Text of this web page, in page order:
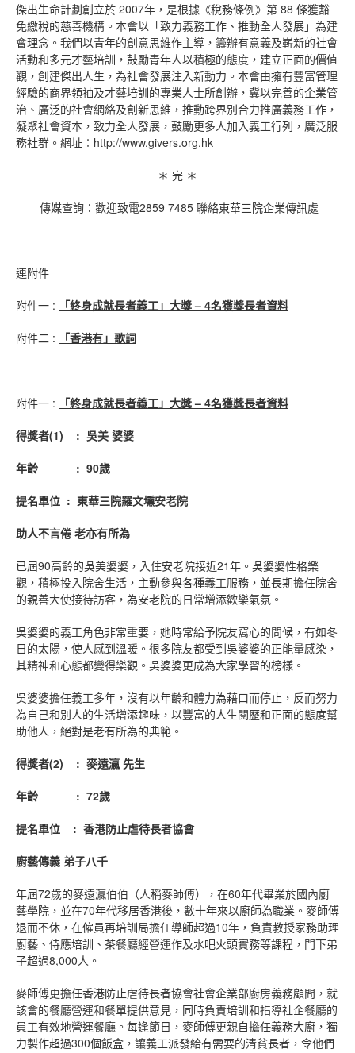
傑出生命計劃創立於 2007年，是根據《稅務條例》第 88 條獲豁
免繳稅的慈善機構。本會以「致力義務工作、推動全人發展」為建
會理念。我們以青年的創意思維作主導，籌辦有意義及嶄新的社會
活動和多元才藝培訓，鼓勵青年人以積極的態度，建立正面的價值
觀，創建傑出人生，為社會發展注入新動力。本會由擁有豐富管理
經驗的商界領袖及才藝培訓的專業人士所創辦，冀以完善的企業管
治、廣泛的社會網絡及創新思維，推動跨界別合力推廣義務工作，
凝聚社會資本，致力全人發展，鼓勵更多人加入義工行列，廣泛服
務社群。網址︰http://www.givers.org.hk
＊ 完 ＊
傳媒查詢：歡迎致電2859 7485 聯絡東華三院企業傳訊處
連附件
附件一 : 「終身成就長者義工」大獎– 4名獲獎長者資料
附件二 : 「香港有」歌詞
附件一 : 「終身成就長者義工」大獎– 4名獲獎長者資料
得獎者(1) : 吳美 婆婆
年齡 : 90歲
提名單位 : 東華三院羅文壎安老院
助人不言倦 老亦有所為
已屆90高齡的吳美婆婆，入住安老院接近21年。吳婆婆性格樂
觀，積極投入院舍生活，主動參與各種義工服務，並長期擔任院舍
的親善大使接待訪客，為安老院的日常增添歡樂氣氛。
吳婆婆的義工角色非常重要，她時常給予院友窩心的問候，有如冬
日的太陽，使人感到溫暖。很多院友都受到吳婆婆的正能量感染，
其精神和心態都變得樂觀。吳婆婆更成為大家學習的榜樣。
吳婆婆擔任義工多年，沒有以年齡和體力為藉口而停止，反而努力
為自己和別人的生活增添趣味，以豐富的人生閱歷和正面的態度幫
助他人，絕對是老有所為的典範。
得獎者(2) : 麥遠瀛 先生
年齡 : 72歲
提名單位 : 香港防止虐待長者協會
廚藝傳義 弟子八千
年屆72歲的麥遠瀛伯伯（人稱麥師傅），在60年代畢業於國內廚
藝學院，並在70年代移居香港後，數十年來以廚師為職業。麥師傅
退而不休，在僱員再培訓局擔任導師超過10年，負責教授家務助理
廚藝、侍應培訓、茶餐廳經營運作及水吧火頭實務等課程，門下弟
子超過8,000人。
麥師傅更擔任香港防止虐待長者協會社會企業部廚房義務顧問，就
該會的餐廳營運和餐單提供意見，同時負責培訓和指導社企餐廳的
員工有效地營運餐廳。每逢節日，麥師傅更親自擔任義務大廚，獨
力製作超過300個飯盒，讓義工派發給有需要的清貧長者，令他們